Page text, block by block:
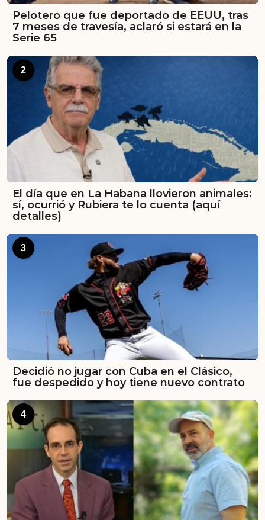
Pelotero que fue deportado de EEUU, tras
7 meses de travesía, aclaró si estará en la
Serie 65
2
El día que en La Habana llovieron animales:
sí, ocurrió y Rubiera te lo cuenta (aquí
detalles)
3
Decidió no jugar con Cuba en el Clásico,
fue despedido y hoy tiene nuevo contrato
4